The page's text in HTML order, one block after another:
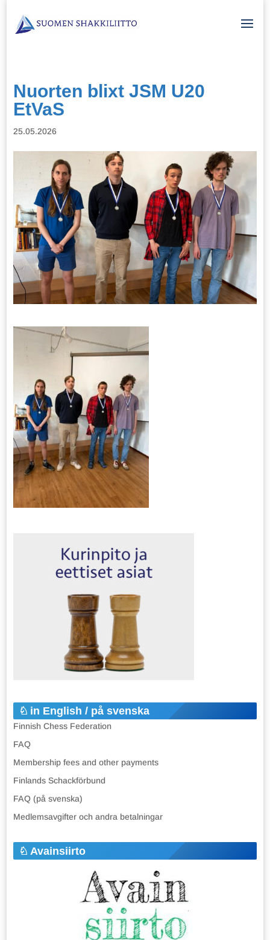
Nuorten blixt JSM U20
EtVaS
25.05.2026
in English / på svenska
Finnish Chess Federation
FAQ
Membership fees and other payments
Finlands Schackförbund
FAQ (på svenska)
Medlemsavgifter och andra betalningar
Avainsiirto